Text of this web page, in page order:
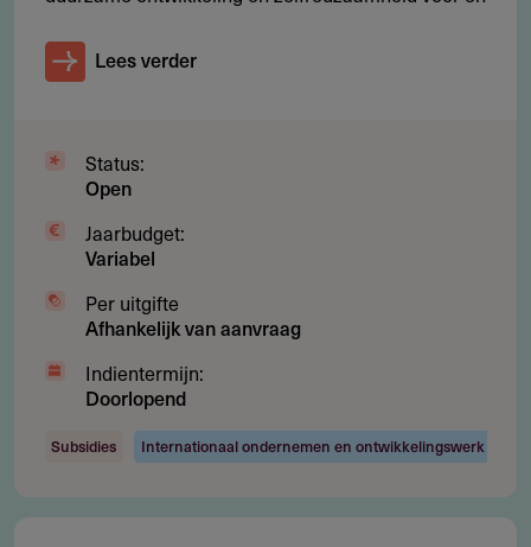
MWH Foundation
Contact
Zuid-Linschoterzandweg 34
Snelrewaard
Nederland
Lees verder
Status:
Open
Jaarbudget:
Variabel
Per uitgifte
Afhankelijk van aanvraag
Indientermijn:
Doorlopend
Subsidies Internationaal ondernemen en ontwikkelingswerk